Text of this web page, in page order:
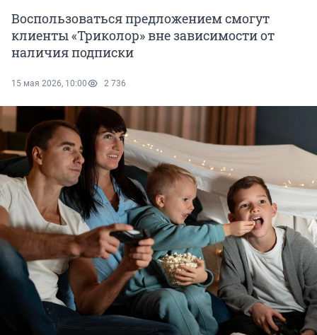
Воспользоваться предложением смогут
клиенты «Триколор» вне зависимости от
наличия подписки
15 мая 2026, 10:00 2 736